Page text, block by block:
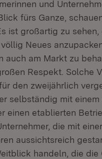
und
fürs Ganze,
ist großartig zu
Neues
auch am Markt zu
Respekt. Solche
den zweijährlich
selbständig mit
einen etablierten
die mit
aussichtsreich
handeln, die